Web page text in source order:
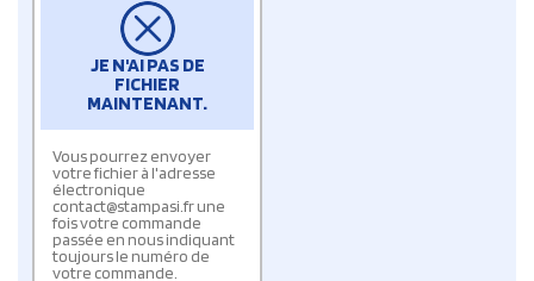
JE N'AI PAS DE
FICHIER
MAINTENANT.
Vous pourrez envoyer
votre fichier à l'adresse
électronique
contact@stampasi.fr une
fois votre commande
passée en nous indiquant
toujours le numéro de
votre commande.